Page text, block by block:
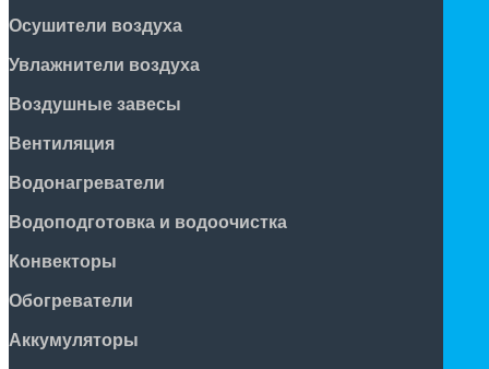
Осушители воздуха
Увлажнители воздуха
Воздушные завесы
Вентиляция
Водонагреватели
Водоподготовка и водоочистка
Конвекторы
Обогреватели
Аккумуляторы